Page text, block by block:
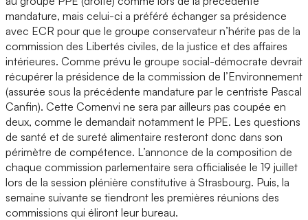
mandature, mais celui-ci a préféré échanger sa présidence
avec ECR pour que le groupe conservateur n’hérite pas de la
commission des Libertés civiles, de la justice et des affaires
intérieures. Comme prévu le groupe social-démocrate devrait
récupérer la présidence de la commission de l’Environnement
(assurée sous la précédente mandature par le centriste Pascal
Canfin). Cette Comenvi ne sera par ailleurs pas coupée en
deux, comme le demandait notamment le PPE. Les questions
de santé et de sureté alimentaire resteront donc dans son
périmètre de compétence. L’annonce de la composition de
chaque commission parlementaire sera officialisée le 19 juillet
lors de la session plénière constitutive à Strasbourg. Puis, la
semaine suivante se tiendront les premières réunions des
commissions qui éliront leur bureau.